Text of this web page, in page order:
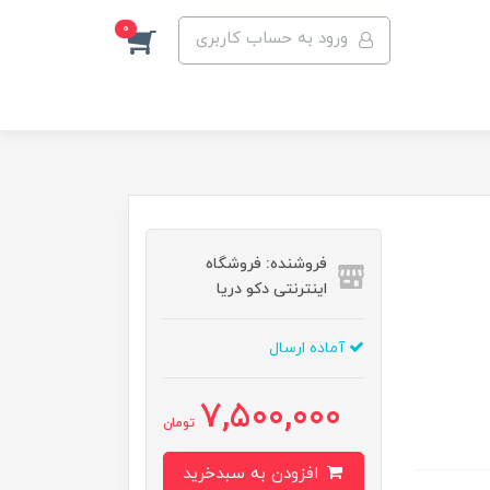
ورود به حساب کاربری 0
فروشنده: فروشگاه
اینترنتی دکو دریا
آماده ارسال
7,500,000 تومان